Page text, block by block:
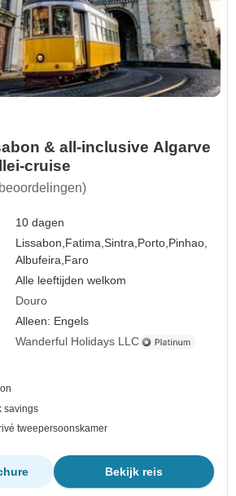
& all-inclusive Algarve
cruise
10 dagen
Lissabon, Fatima,Sintra, Porto, Pinhao,
Albufeira, Faro
Alle leeftijden welkom
Douro
Alleen: Engels
Wanderful Holidays LLC
savings
tweepersoonskamer
Bekijk reis